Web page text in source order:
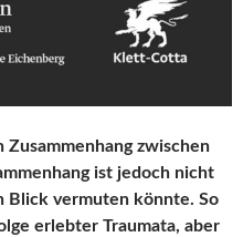
zwischen
ist jedoch nicht
Blick vermuten könnte. So
erlebter Traumata, aber